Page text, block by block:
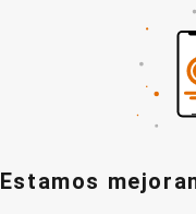
Estamos